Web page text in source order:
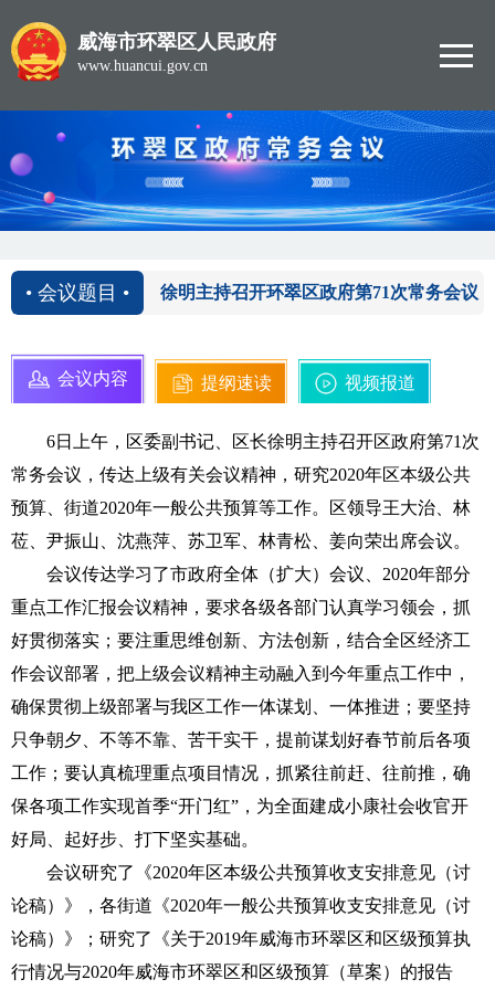
威海市环翠区人民政府
www.huancui.gov.cn
• 会议题目 • 徐明主持召开环翠区政府第71次常务会议
会议内容 提纲速读 视频报道
6日上午，区委副书记、区长徐明主持召开区政府第71次
常务会议，传达上级有关会议精神，研究2020年区本级公共
预算、街道2020年一般公共预算等工作。区领导王大治、林
莅、尹振山、沈燕萍、苏卫军、林青松、姜向荣出席会议。
会议传达学习了市政府全体（扩大）会议、2020年部分
重点工作汇报会议精神，要求各级各部门认真学习领会，抓
好贯彻落实；要注重思维创新、方法创新，结合全区经济工
作会议部署，把上级会议精神主动融入到今年重点工作中，
确保贯彻上级部署与我区工作一体谋划、一体推进；要坚持
只争朝夕、不等不靠、苦干实干，提前谋划好春节前后各项
工作；要认真梳理重点项目情况，抓紧往前赶、往前推，确
保各项工作实现首季“开门红”，为全面建成小康社会收官开
好局、起好步、打下坚实基础。
会议研究了《2020年区本级公共预算收支安排意见（讨
论稿）》，各街道《2020年一般公共预算收支安排意见（讨
论稿）》；研究了《关于2019年威海市环翠区和区级预算执
行情况与2020年威海市环翠区和区级预算（草案）的报告